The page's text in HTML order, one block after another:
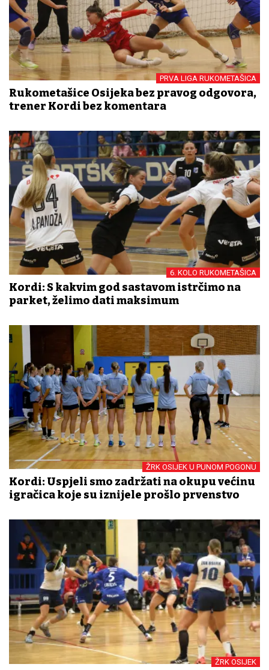
PRVA LIGA RUKOMETAŠICA
Rukometašice Osijeka bez pravog odgovora,
trener Kordi bez komentara
6. KOLO RUKOMETAŠICA
Kordi: S kakvim god sastavom istrčimo na
parket, želimo dati maksimum
ŽRK OSIJEK U PUNOM POGONU
Kordi: Uspjeli smo zadržati na okupu većinu
igračica koje su iznijele prošlo prvenstvo
ŽRK OSIJEK